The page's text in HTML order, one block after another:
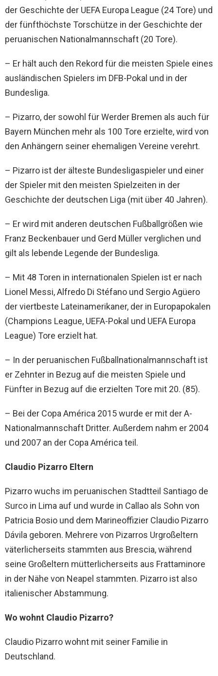
der Geschichte der UEFA Europa League (24 Tore) und
der fünfthöchste Torschütze in der Geschichte der
peruanischen Nationalmannschaft (20 Tore).
– Er hält auch den Rekord für die meisten Spiele eines
ausländischen Spielers im DFB-Pokal und in der
Bundesliga.
– Pizarro, der sowohl für Werder Bremen als auch für
Bayern München mehr als 100 Tore erzielte, wird von
den Anhängern seiner ehemaligen Vereine verehrt.
– Pizarro ist der älteste Bundesligaspieler und einer
der Spieler mit den meisten Spielzeiten in der
Geschichte der deutschen Liga (mit über 40 Jahren).
– Er wird mit anderen deutschen Fußballgrößen wie
Franz Beckenbauer und Gerd Müller verglichen und
gilt als lebende Legende der Bundesliga.
– Mit 48 Toren in internationalen Spielen ist er nach
Lionel Messi, Alfredo Di Stéfano und Sergio Agüero
der viertbeste Lateinamerikaner, der in Europapokalen
(Champions League, UEFA-Pokal und UEFA Europa
League) Tore erzielt hat.
– In der peruanischen Fußballnationalmannschaft ist
er Zehnter in Bezug auf die meisten Spiele und
Fünfter in Bezug auf die erzielten Tore mit 20. (85).
– Bei der Copa América 2015 wurde er mit der A-
Nationalmannschaft Dritter. Außerdem nahm er 2004
und 2007 an der Copa América teil.
Claudio Pizarro Eltern
Pizarro wuchs im peruanischen Stadtteil Santiago de
Surco in Lima auf und wurde in Callao als Sohn von
Patricia Bosio und dem Marineoffizier Claudio Pizarro
Dávila geboren. Mehrere von Pizarros Urgroßeltern
väterlicherseits stammten aus Brescia, während
seine Großeltern mütterlicherseits aus Frattaminore
in der Nähe von Neapel stammten. Pizarro ist also
italienischer Abstammung.
Wo wohnt Claudio Pizarro?
Claudio Pizarro wohnt mit seiner Familie in
Deutschland.